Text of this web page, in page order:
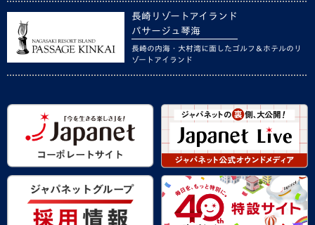
長崎リゾートアイランド
パサージュ琴海
長崎の内海・大村湾に面したゴルフ＆ホテルのリ
ゾートアイランド